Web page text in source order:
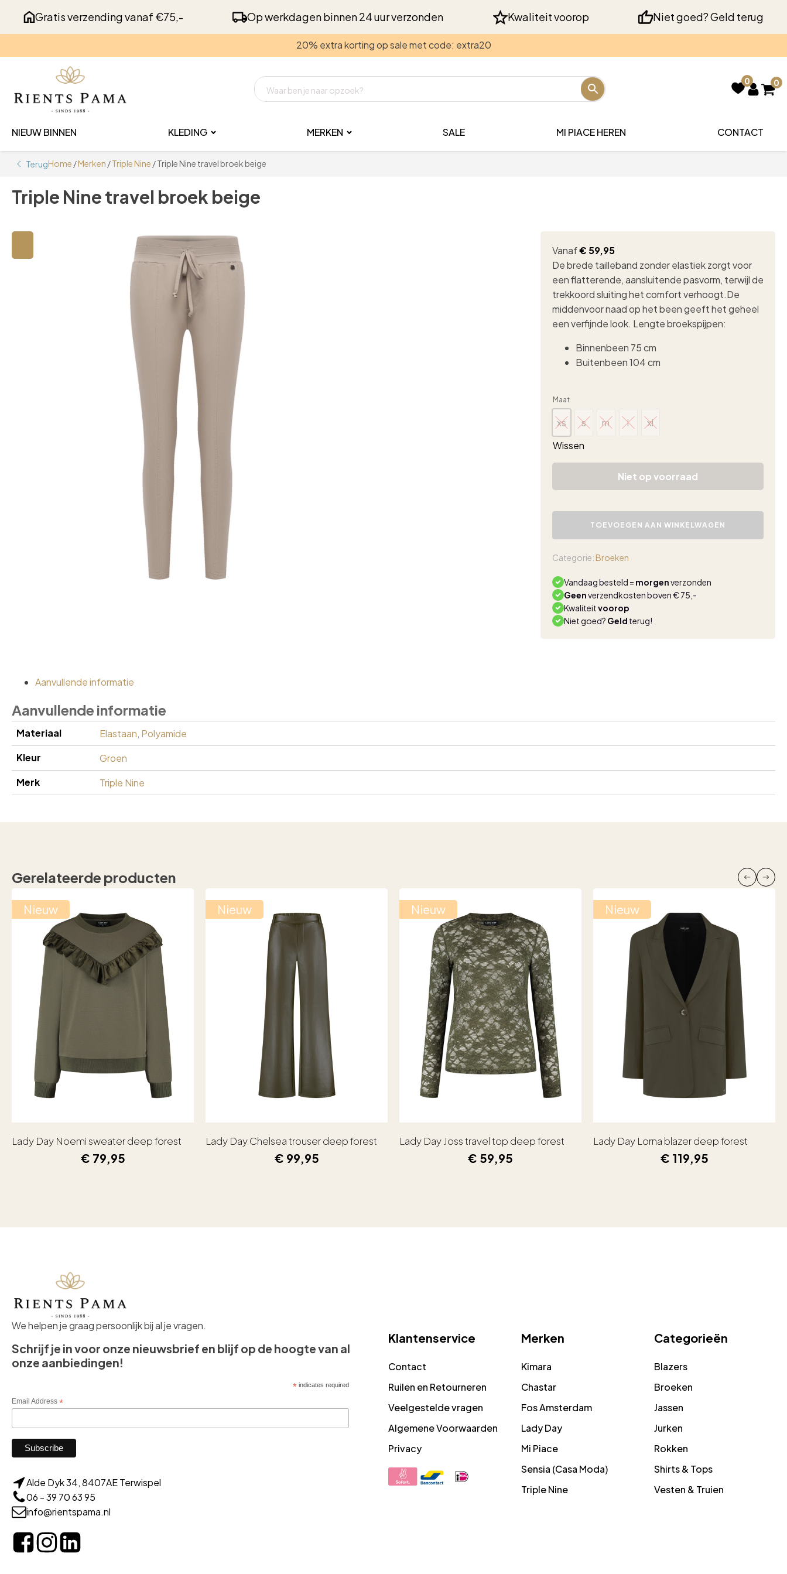
Gratis verzending vanaf €75,- Op werkdagen binnen 24 uur verzonden Kwaliteit voorop Niet goed? Geld terug
20% extra korting op sale met code: extra20
0 0
NIEUW BINNEN KLEDING MERKEN SALE MI PIACE HEREN CONTACT
TerugHome /Merken /Triple Nine / Triple Nine travel broek beige
Triple Nine travel broek beige
Vanaf€ 59,95
De brede tailleband zonder elastiek zorgt voor
een flatterende, aansluitende pasvorm, terwijl de
trekkoord sluiting het comfort verhoogt.De
middenvoor naad op het been geeft het geheel
een verfijnde look. Lengte broekspijpen:
Binnenbeen 75 cm
Buitenbeen 104 cm
Maat
xs
xs
s
s
m
m
l
l
xl
xl
Wissen
Niet op voorraad
Triple
beige
TOEVOEGEN AAN WINKELWAGEN
Categorie: Broeken
Vandaag besteld = morgenverzonden
Geenverzendkosten boven € 75,-
Kwaliteitvoorop
Niet goed? Geld terug!
Aanvullende informatie
Aanvullende informatie
Materiaal Elastaan, Polyamide
Kleur
Groen
Merk
Triple Nine
Gerelateerde producten
Nieuw
Lady Day Noemi sweater deep forest
€ 79,95
Nieuw
Lady Day Chelsea trouser deep forest
€ 99,95
Nieuw
Lady Day Joss travel top deep forest
€ 59,95
Nieuw
Lady Day Lorna blazer deep forest
€ 119,95
We helpen je graag persoonlijk bij al je vragen.
Schrijf je in voor onze nieuwsbrief en blijf op de hoogte van al
onze aanbiedingen!
* indicates required
Email Address *
Alde Dyk 34, 8407AE Terwispel
06 - 39 70 63 95
info@rientspama.nl
Klantenservice
Contact
Ruilen en Retourneren
Veelgestelde vragen
Algemene Voorwaarden
Privacy
Merken
Kimara
Chastar
Fos Amsterdam
Lady Day
Mi Piace
Sensia (Casa Moda)
Triple Nine
Categorieën
Blazers
Broeken
Jassen
Jurken
Rokken
Shirts & Tops
Vesten & Truien